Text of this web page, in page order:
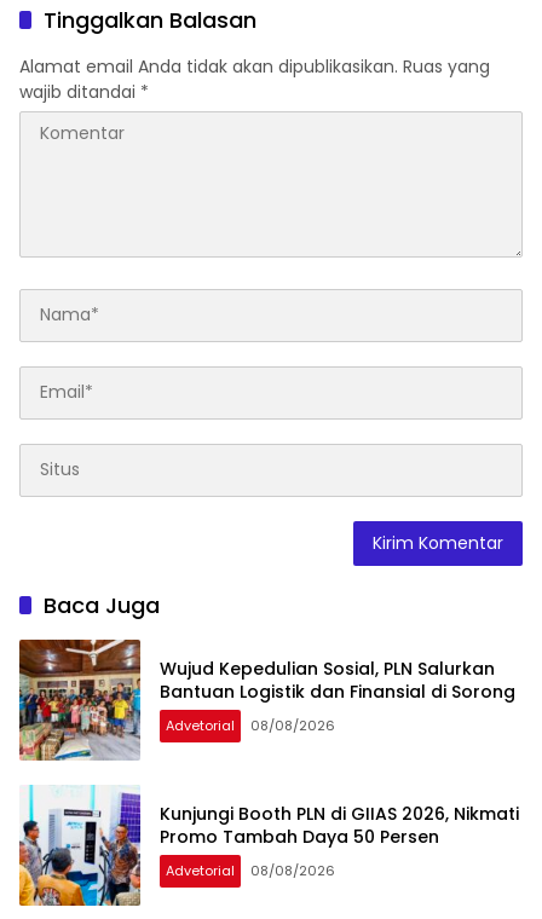
Tinggalkan Balasan
Alamat email Anda tidak akan dipublikasikan. Ruas yang
wajib ditandai *
Baca Juga
Wujud Kepedulian Sosial, PLN Salurkan
Bantuan Logistik dan Finansial di Sorong
Advetorial 08/08/2026
Kunjungi Booth PLN di GIIAS 2026, Nikmati
Promo Tambah Daya 50 Persen
Advetorial 08/08/2026